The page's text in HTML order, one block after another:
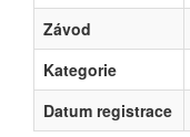
Závod
Kategorie
Datum registrace